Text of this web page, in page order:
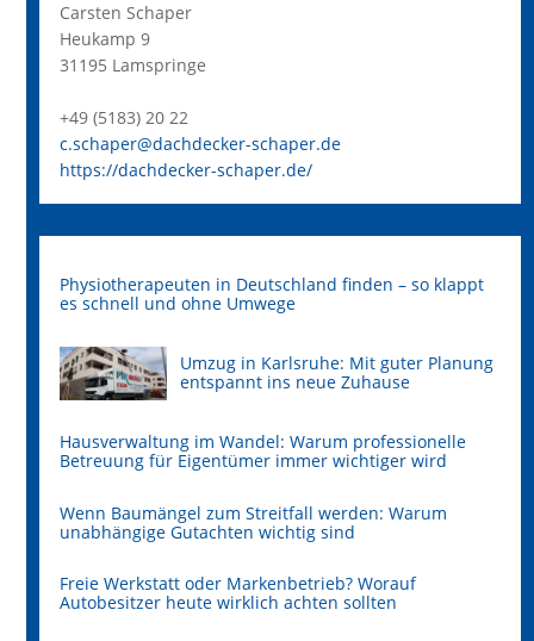
Carsten Schaper
Heukamp 9
31195 Lamspringe
+49 (5183) 20 22
c.schaper@dachdecker-schaper.de
https://dachdecker-schaper.de/
Physiotherapeuten in Deutschland finden – so klappt
es schnell und ohne Umwege
Umzug in Karlsruhe: Mit guter Planung
entspannt ins neue Zuhause
Hausverwaltung im Wandel: Warum professionelle
Betreuung für Eigentümer immer wichtiger wird
Wenn Baumängel zum Streitfall werden: Warum
unabhängige Gutachten wichtig sind
Freie Werkstatt oder Markenbetrieb? Worauf
Autobesitzer heute wirklich achten sollten